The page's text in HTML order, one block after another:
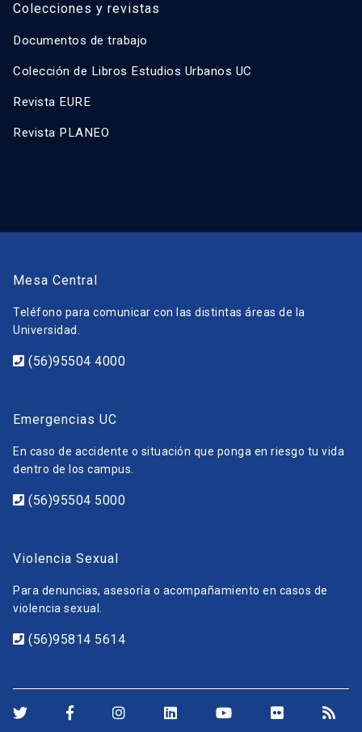
Colecciones y revistas
Documentos de trabajo
Colección de Libros Estudios Urbanos UC
Revista EURE
Revista PLANEO
Mesa Central
Teléfono para comunicar con las distintas áreas de la
Universidad.
(56)95504 4000
Emergencias UC
En caso de accidente o situación que ponga en riesgo tu vida
dentro de los campus.
(56)95504 5000
Violencia Sexual
Para denuncias, asesoría o acompañamiento en casos de
violencia sexual.
(56)95814 5614